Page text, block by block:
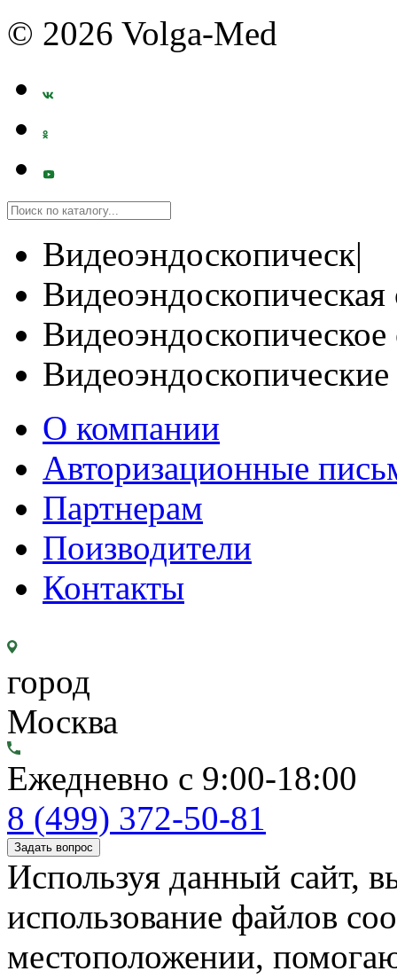
© 2026 Volga-Med
Видеоэндоскопическ|
Видеоэндоскопическая
О компании
Авторизационные
Партнерам
Поизводители
Контакты
город
Москва
Ежедневно с 9:00-18:00
8 (499) 372-50-81
Задать вопрос
Используя данный сайт,
использование файлов
местоположении,